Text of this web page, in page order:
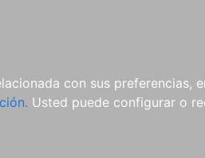
con sus preferencias,
Usted puede configurar o
MATERIAL
COMPLEMENTARIO